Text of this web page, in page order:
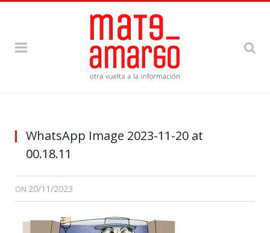
WhatsApp Image 2023-11-20 at
00.18.11
ON 20/11/2023